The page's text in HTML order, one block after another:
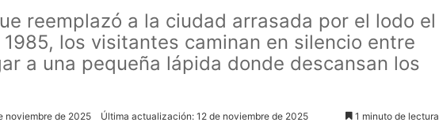
reemplazó a la ciudad arrasada por el lodo el
los visitantes caminan en silencio entre
a una pequeña lápida donde descansan los
noviembre de 2025 Última actualización: 12 de noviembre de 2025 1 minuto de lectura